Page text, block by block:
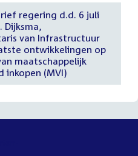
regering d.d. 6 juli
Dijksma,
van Infrastructuur
ontwikkelingen op
maatschappelijk
inkopen (MVI)